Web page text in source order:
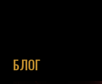
БЛОГ